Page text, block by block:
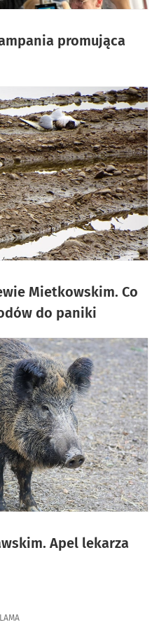
promująca
Mietkowskim. Co
do paniki
Apel lekarza